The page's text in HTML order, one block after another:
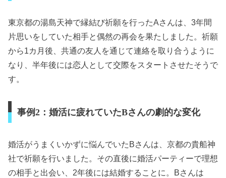
東京都の湯島天神で縁結び祈願を行ったAさんは、3年間
片思いをしていた相手と偶然の再会を果たしました。祈願
から1カ月後、共通の友人を通じて連絡を取り合うように
なり、半年後には恋人として交際をスタートさせたそうで
す。
事例2：婚活に疲れていたBさんの劇的な変化
婚活がうまくいかずに悩んでいたBさんは、京都の貴船神
社で祈願を行いました。その直後に婚活パーティーで理想
の相手と出会い、2年後には結婚することに。Bさんは